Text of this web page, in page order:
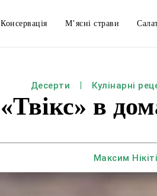
Консервація М’ясні страви
Десерти Кулінарні
«Твікс» в
Максим